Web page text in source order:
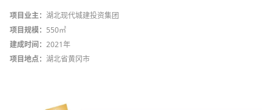
项目业主： 湖北现代城建投资集团
项目规模： 550㎡
建成时间： 2021年
项目地点： 湖北省黄冈市